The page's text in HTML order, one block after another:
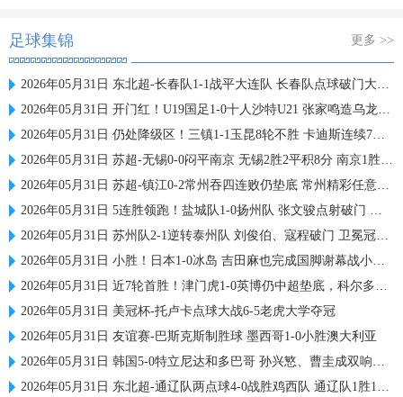
足球集锦 更多 >>
2026年05月31日 东北超-长春队1-1战平大连队 长春队点球破门大连队补射扳平
2026年05月31日 开门红！U19国足1-0十人沙特U21 张家鸣造乌龙下轮战民主刚果U23
2026年05月31日 仍处降级区！三镇1-1玉昆8轮不胜 卡迪斯连续7场破门黄紫昌扳平
2026年05月31日 苏超-无锡0-0闷平南京 无锡2胜2平积8分 南京1胜2平1负积5分
2026年05月31日 苏超-镇江0-2常州吞四连败仍垫底 常州精彩任意球配合李霄鹏破门
2026年05月31日 5连胜领跑！盐城队1-0扬州队 张文骏点射破门 扬州队5场仅1胜
2026年05月31日 苏州队2-1逆转泰州队 刘俊伯、寇程破门 卫冕冠军新赛季1胜3负
2026年05月31日 小胜！日本1-0冰岛 吉田麻也完成国脚谢幕战小川航基替补头球绝杀
2026年05月31日 近7轮首胜！津门虎1-0英博仍中超垫底，科尔多瓦处子球制胜
2026年05月31日 美冠杯-托卢卡点球大战6-5老虎大学夺冠
2026年05月31日 友谊赛-巴斯克斯制胜球 墨西哥1-0小胜澳大利亚
2026年05月31日 韩国5-0特立尼达和多巴哥 孙兴慜、曹圭成双响曹侑珉、裴峻浩伤退
2026年05月31日 东北超-通辽队两点球4-0战胜鸡西队 通辽队1胜1平鸡西队遭遇2连败